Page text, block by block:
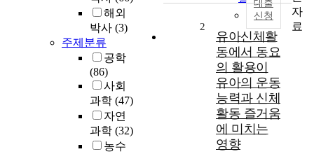
해외
박사 (3)
주제분류
공학
(86)
사회
과학 (47)
자연
과학 (32)
농수
대출
신청
2
유아신체활
동에서 동요
의 활용이
유아의 운동
능력과 신체
활동 즐거움
에 미치는
영향
자
료